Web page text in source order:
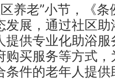
养老”小节，《
发展，通过社区
提供专业化助浴
购买服务等方式
条件的老年人提供